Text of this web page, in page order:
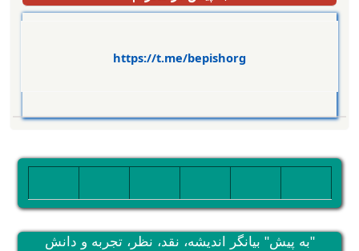
https://t.me/bepishorg
"به پیش" بیانگر اندیشه، نقد، نظر، تجربه و دانش